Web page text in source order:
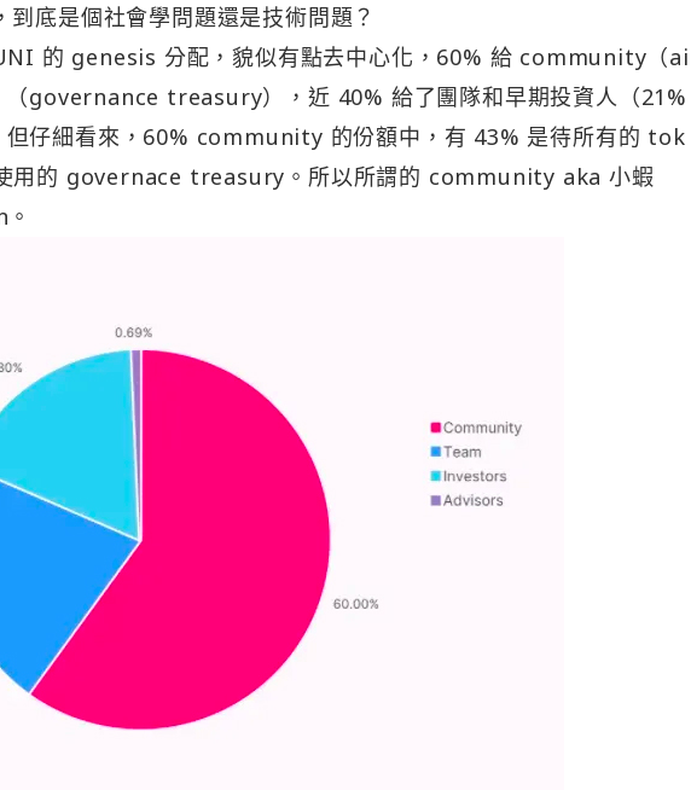
底是個社會學問題還是技術問題？
的 genesis 分配，貌似有點去中心化，60% 給 community（ai
treasury），近 40% 給了團隊和早期投資人（21%
仔細看來，60% community 的份額中，有 43% 是待所有的 tok
用的 governace treasury。所以所謂的 community aka 小蝦